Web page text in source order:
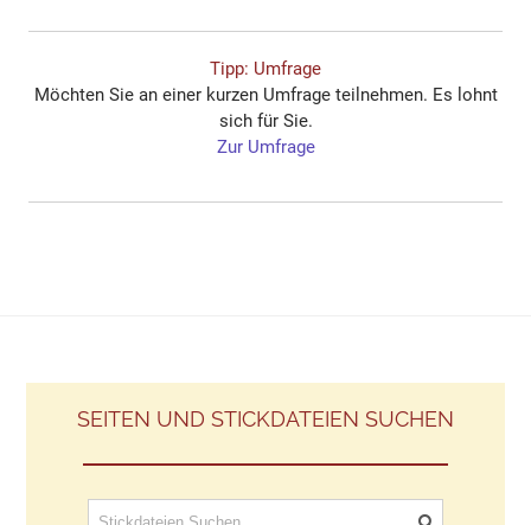
Tipp: Umfrage
Möchten Sie an einer kurzen Umfrage teilnehmen. Es lohnt
sich für Sie.
Zur Umfrage
SEITEN UND STICKDATEIEN SUCHEN